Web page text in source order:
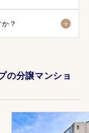
？
の分譲マンショ